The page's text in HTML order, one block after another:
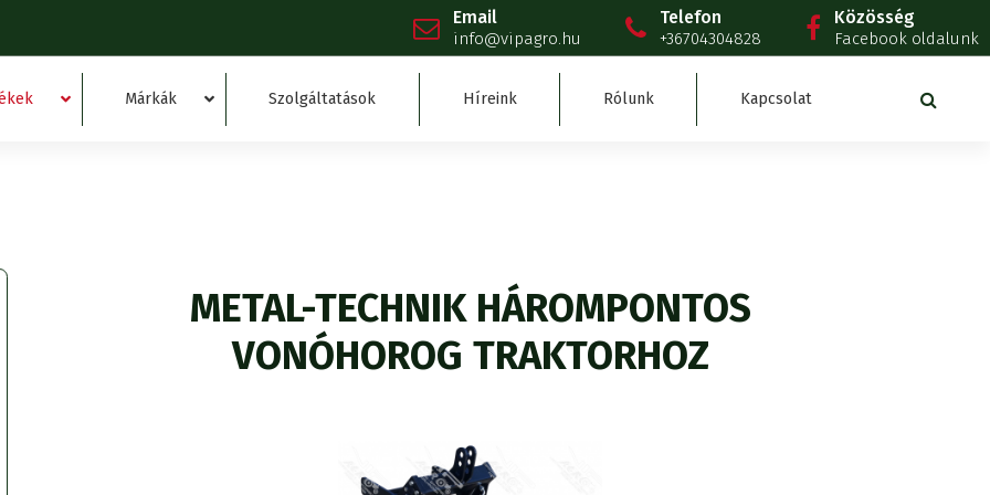
Email
info@vipagro.hu
Telefon
+36704304828
Közösség
Facebook oldalunk
Márkák Szolgáltatások Híreink Rólunk Kapcsolat
METAL-TECHNIK HÁROMPONTOS
VONÓHOROG TRAKTORHOZ